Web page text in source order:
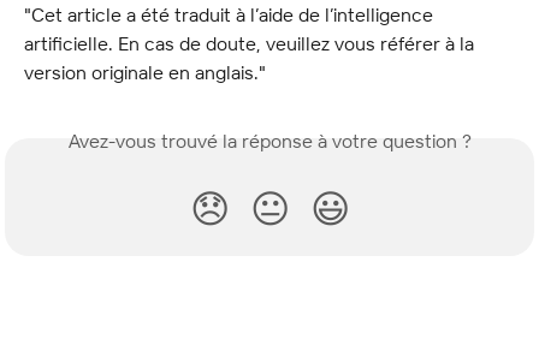
"Cet article a été traduit à l’aide de l’intelligence
artificielle. En cas de doute, veuillez vous référer à la
version originale en anglais."
Avez-vous trouvé la réponse à votre question ?
😞 😐 😃